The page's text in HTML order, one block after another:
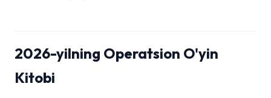
2026-yilning Operatsion O'yin
Kitobi